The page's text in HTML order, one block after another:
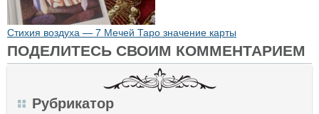
Стихия воздуха — 7 Мечей Таро значение карты
ПОДЕЛИТЕСЬ СВОИМ КОММЕНТАРИЕМ
Рубрикатор